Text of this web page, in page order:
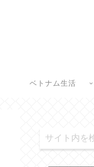
ベトナム生活